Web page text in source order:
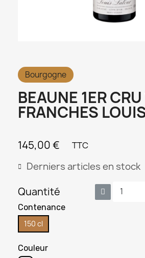
Bourgogne
BEAUNE 1ER
FRANCHES
145,00 € TTC
Derniers articles en stock
Quantité
Contenance
150 cl
Couleur